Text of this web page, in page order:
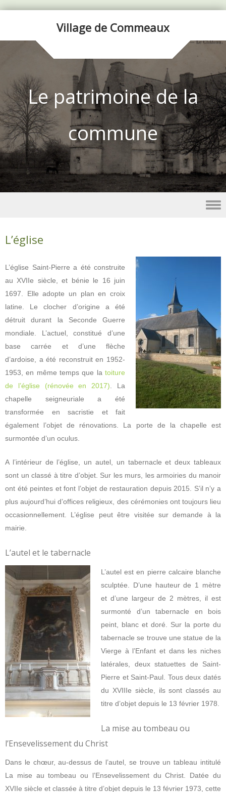
Village de Commeaux
Le patrimoine de la
commune
L’église
L’église Saint-Pierre a été construite
au XVIIe siècle, et bénie le 16 juin
1697. Elle adopte un plan en croix
latine. Le clocher d’origine a été
détruit durant la Seconde Guerre
mondiale. L’actuel, constitué d’une
base carrée et d’une flèche
d’ardoise, a été reconstruit en 1952-
1953, en même temps que la toiture
de l’église (rénovée en 2017) . La
chapelle seigneuriale a été
transformée en sacristie et fait
également l’objet de rénovations. La porte de la chapelle est
surmontée d’un oculus.
A l’intérieur de l’église, un autel, un tabernacle et deux tableaux
sont un classé à titre d’objet. Sur les murs, les armoiries du manoir
ont été peintes et font l’objet de restauration depuis 2015. S’il n’y a
plus aujourd’hui d’offices religieux, des cérémonies ont toujours lieu
occasionnellement. L’église peut être visitée sur demande à la
mairie.
L’autel et le tabernacle
L’autel est en pierre calcaire blanche
sculptée. D’une hauteur de 1 mètre
et d’une largeur de 2 mètres, il est
surmonté d’un tabernacle en bois
peint, blanc et doré. Sur la porte du
tabernacle se trouve une statue de la
Vierge à l’Enfant et dans les niches
latérales, deux statuettes de Saint-
Pierre et Saint-Paul. Tous deux datés
du XVIIIe siècle, ils sont classés au
titre d’objet depuis le 13 février 1978.
La mise au tombeau ou
l’Ensevelissement du Christ
Dans le chœur, au-dessus de l’autel, se trouve un tableau intitulé
La mise au tombeau ou l’Ensevelissement du Christ. Datée du
XVIIe siècle et classée à titre d’objet depuis le 13 février 1973, cette